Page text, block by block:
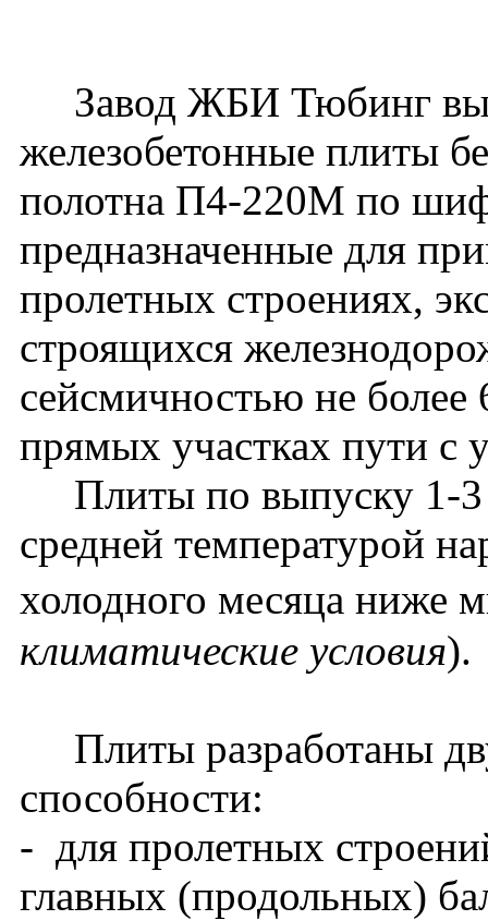
Завод ЖБИ Тюбинг
железобетонные плиты
полотна П4-220М по
предназначенные для
пролетных строениях,
строящихся
сейсмичностью не
прямых участках пути с
Плиты по выпуску 1-3
средней температурой
холодного месяца ниже
климатические условия).
Плиты разработаны
способности:
- для пролетных
главных (продольных)